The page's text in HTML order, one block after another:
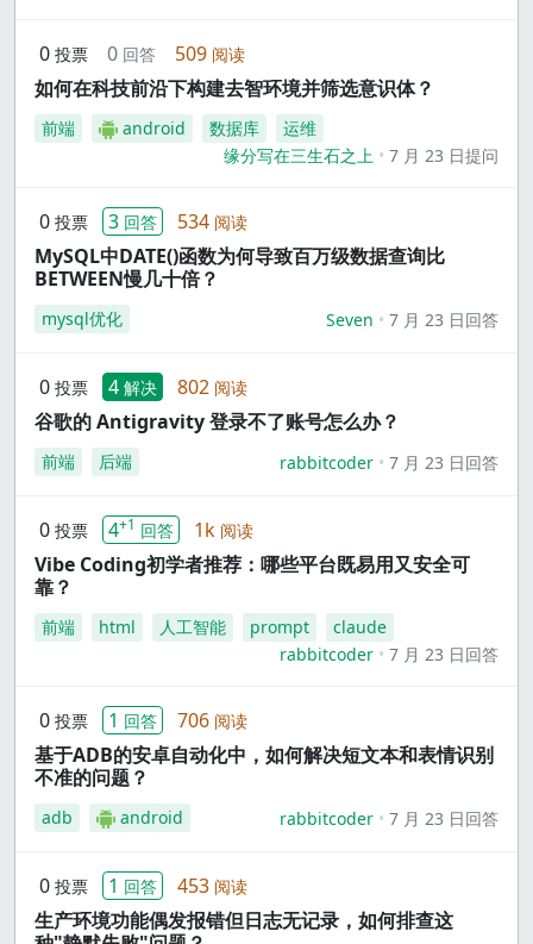
0 投票 0 回答 509 阅读
如何在科技前沿下构建去智环境并筛选意识体？
前端 android 数据库
运维
缘分写在三生石之上
7 月 23 日提问
0 投票 3 回答 534 阅读
MySQL中DATE()函数为何导致百万级数据查询比
BETWEEN慢几十倍？
mysql优化 Seven 7 月 23 日回答
0 投票 4 解决 802 阅读
谷歌的 Antigravity 登录不了账号怎么办？
前端 后端 rabbitcoder 7 月 23 日回答
0 投票 4+1 回答 1k 阅读
Vibe Coding初学者推荐：哪些平台既易用又安全可
靠？
前端 html 人工智能 prompt
claude
rabbitcoder
7 月 23 日回答
0 投票 1 回答 706 阅读
基于ADB的安卓自动化中，如何解决短文本和表情识别
不准的问题？
adb android rabbitcoder 7 月 23 日回答
0 投票 1 回答 453 阅读
生产环境功能偶发报错但日志无记录，如何排查这